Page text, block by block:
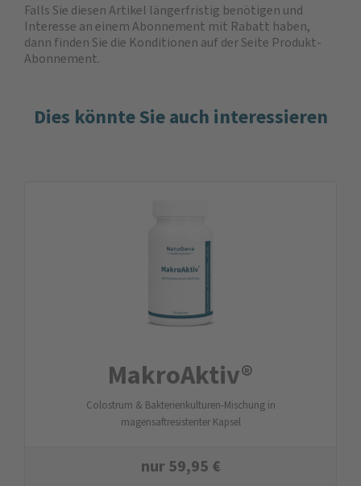
Falls Sie diesen Artikel längerfristig benötigen und
Interesse an einem Abonnement mit Rabatt haben,
dann finden Sie die Konditionen auf der Seite Produkt-
Abonnement.
Dies könnte Sie auch interessieren
MakroAktiv®
Colostrum & Bakterienkulturen-Mischung in
magensaftresistenter Kapsel
nur59,95 €